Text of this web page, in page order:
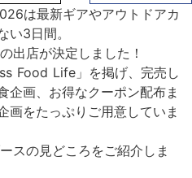
は最新ギアやアウトドアカ
い3日間。
出店が決定しました！
Food Life」を掲げ、完売し
企画、お得なクーポン配布ま
画をたっぷりご用意していま
スの見どころをご紹介しま